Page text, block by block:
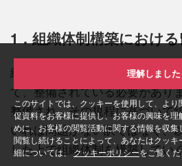
このサイトでは、クッキーを使用して、よ
促資料をお客様に提供し、お客様の興味を
めに、お客様の閲覧活動に関する情報を収
閲覧し続けることによって、あなたはクッ
細については、クッキーポリシーをご覧く
理解しました
1．組織体制構築におけ
組織体制は、組織規程、職務権
て、整備されている必要があり
整備され、その規程に基づいて
いれば問題がない訳ではなく、
した上で組織体制を構築してい